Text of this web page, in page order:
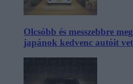
Olcsóbb és messzebbre
japánok kedvenc autóit